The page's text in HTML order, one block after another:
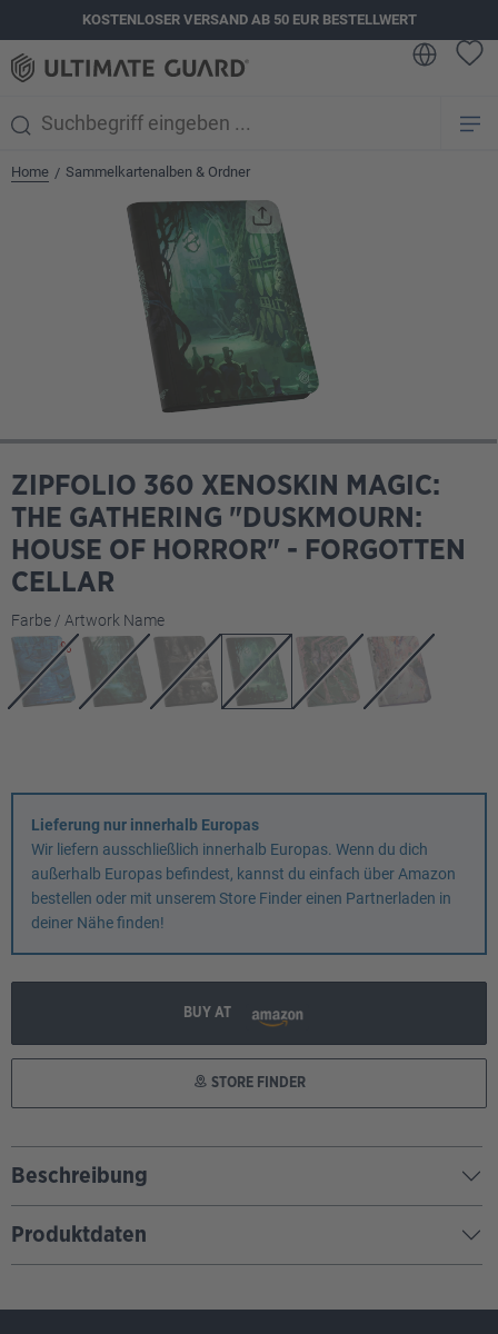
springenKOSTENLOSER VERSAND AB 50 EUR BESTELLWERT
Home / Sammelkartenalben & Ordner
Bildergalerie überspringen
ZIPFOLIO 360 XENOSKIN MAGIC:
THE GATHERING "DUSKMOURN:
HOUSE OF HORROR" - FORGOTTEN
CELLAR
Farbe / Artwork Nameauswählen
Lieferung nur innerhalb Europas
Wir liefern ausschließlich innerhalb Europas. Wenn du dich
außerhalb Europas befindest, kannst du einfach über Amazon
bestellen oder mit unserem Store Finder einen Partnerladen in
deiner Nähe finden!
BUY AT
STORE FINDER
Beschreibung
Produktdaten